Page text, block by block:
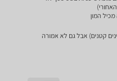
קטנים) אבל גם לא אמורה